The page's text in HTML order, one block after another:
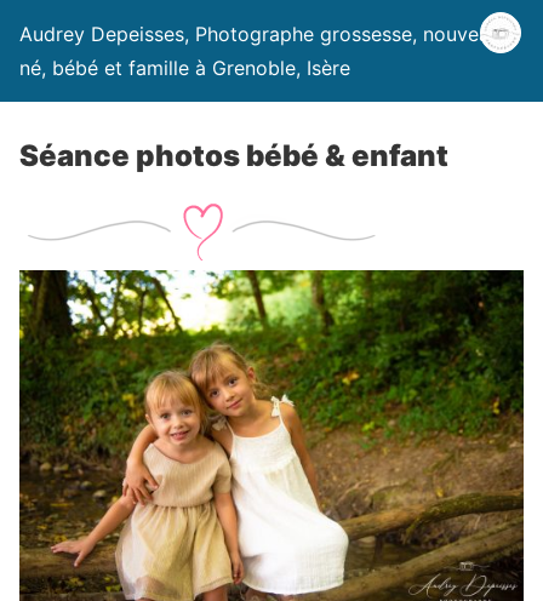
Audrey Depeisses, Photographe grossesse, nouveau-
né, bébé et famille à Grenoble, Isère
Séance photos bébé & enfant